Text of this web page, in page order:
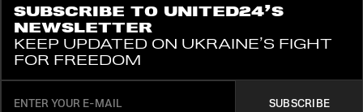
SUBSCRIBE TO UNITED24’S
NEWSLETTER
KEEP UPDATED ON UKRAINE’S FIGHT
FOR FREEDOM
SUBSCRIBE